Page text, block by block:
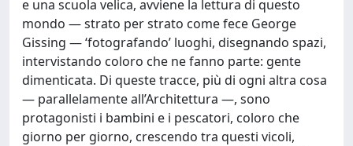
e una scuola velica, avviene la lettura di questo
mondo — strato per strato come fece George
Gissing — ‘fotografando’ luoghi, disegnando spazi,
intervistando coloro che ne fanno parte: gente
dimenticata. Di queste tracce, più di ogni altra cosa
— parallelamente all’Architettura —, sono
protagonisti i bambini e i pescatori, coloro che
giorno per giorno, crescendo tra questi vicoli,